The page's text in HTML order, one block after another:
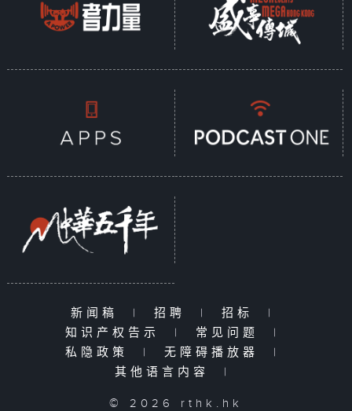
新闻稿 | 招聘 | 招标
|
知识产权告示
| 常见问题
|
私隐政策
| 无障碍播放器
|
其他语言内容
|
© 2026 rthk.hk